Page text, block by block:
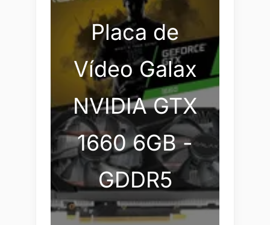
Placa de
Vídeo Galax
NVIDIA GTX
1660 6GB -
GDDR5